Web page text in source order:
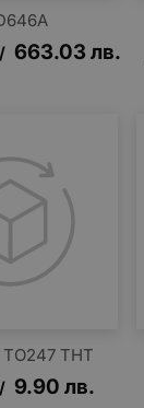
/ 663.03 лв.
THT
/ 9.90 лв.